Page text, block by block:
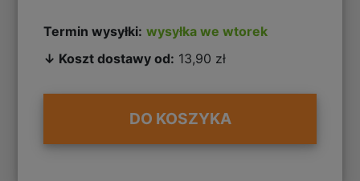
Termin wysyłki: wysyłka we wtorek
↓ Koszt dostawy od: 13,90 zł
DO KOSZYKA